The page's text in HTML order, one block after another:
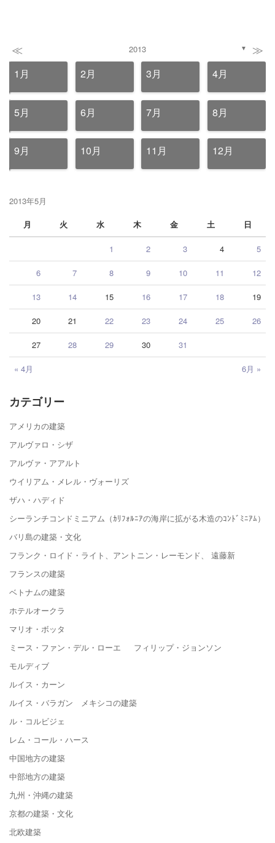
≪ 2013 ▼ ≫
1月 2月 3月 4月
5月 6月 7月 8月
9月 10月 11月 12月
2013年5月
月
火 水 木 金 土 日
« 4月 6月 »
1 2 3 4 5
6 7 8 9 10 11 12
13 14 15 16 17 18 19
20 21 22 23 24 25 26
27 28 29 30 31
カテゴリー
アメリカの建築
アルヴァロ・シザ
アルヴァ・アアルト
ウイリアム・メレル・ヴォーリズ
ザハ・ハディド
シーランチコンドミニアム（ｶﾘﾌｫﾙﾆｱの海岸に拡がる木造のｺﾝﾄﾞﾐﾆｱﾑ）
バリ島の建築・文化
フランク・ロイド・ライト、アントニン・レーモンド、 遠藤新
フランスの建築
ベトナムの建築
ホテルオークラ
マリオ・ボッタ
ミース・ファン・デル・ローエ フィリップ・ジョンソン
モルディブ
ルイス・カーン
ルイス・バラガン メキシコの建築
ル・コルビジェ
レム・コール・ハース
中国地方の建築
中部地方の建築
九州・沖縄の建築
京都の建築・文化
北欧建築